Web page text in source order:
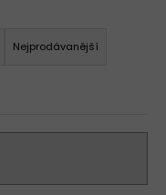
Nejprodávanější